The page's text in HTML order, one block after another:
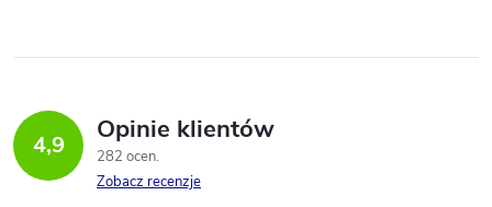
n
r
o
4,9 Opinie klientów
282 ocen
Zobacz recenzje